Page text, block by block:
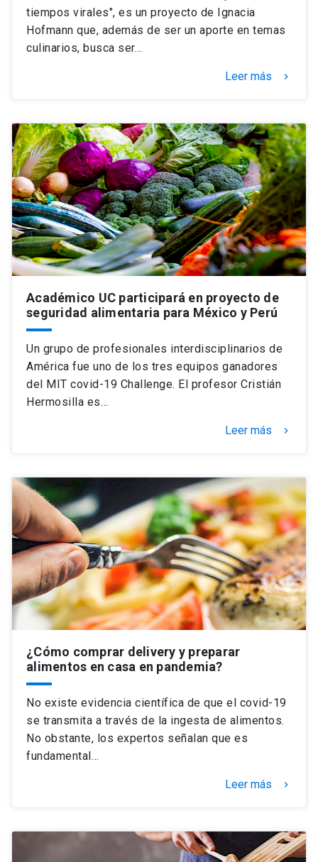
tiempos virales", es un proyecto de Ignacia
Hofmann que, además de ser un aporte en temas
culinarios, busca ser…
Leer más keyboard_arrow_right
Académico UC participará en proyecto de
seguridad alimentaria para México y Perú
Un grupo de profesionales interdisciplinarios de
América fue uno de los tres equipos ganadores
del MIT covid-19 Challenge. El profesor Cristián
Hermosilla es…
Leer más keyboard_arrow_right
¿Cómo comprar delivery y preparar
alimentos en casa en pandemia?
No existe evidencia científica de que el covid-19
se transmita a través de la ingesta de alimentos.
No obstante, los expertos señalan que es
fundamental…
Leer más keyboard_arrow_right